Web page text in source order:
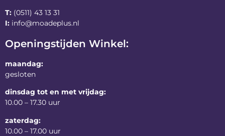
T: (0511) 43 13 31
I: info@moadeplus.nl
Openingstijden Winkel:
maandag:
gesloten
dinsdag tot en met vrijdag:
10.00 – 17.30 uur
zaterdag:
10.00 – 17.00 uur